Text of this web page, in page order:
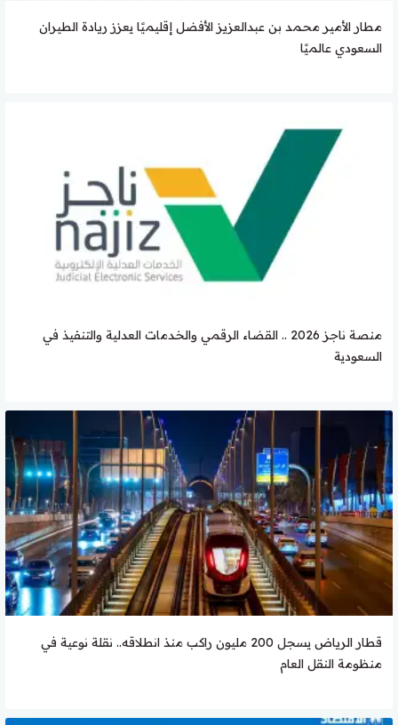
مطار الأمير محمد بن عبدالعزيز الأفضل إقليميًا يعزز ريادة الطيران
السعودي عالميًا
منصة ناجز 2026 .. القضاء الرقمي والخدمات العدلية والتنفيذ في
السعودية
قطار الرياض يسجل 200 مليون راكب منذ انطلاقه.. نقلة نوعية في
منظومة النقل العام